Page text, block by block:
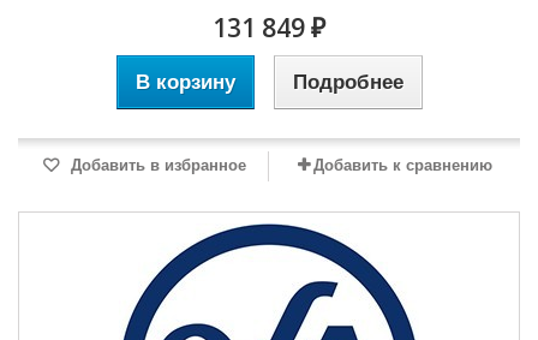
131 849 ₽
В корзину Подробнее
Добавить в избранное Добавить к сравнению